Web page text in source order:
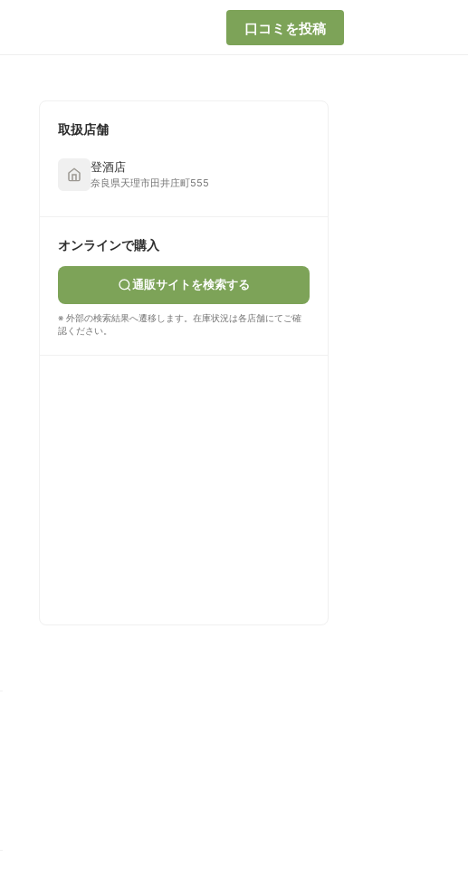
口コミを投稿
取扱店舗
登酒店
奈良県天理市田井庄町555
オンラインで購入
通販サイトを検索する
※ 外部の検索結果へ遷移します。在庫状況は各店舗にてご確
認ください。